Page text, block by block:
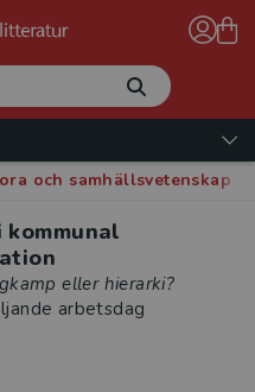
och samhällsvetenskap
kommunal
eller hierarki?
arbetsdag